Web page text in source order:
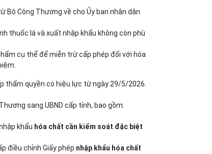
Bộ Công Thương về cho Ủy ban nhân dân
thuốc lá và xuất nhập khẩu không còn phù
cụ thể để miễn trừ cấp phép đối với hóa
thẩm quyền có hiệu lực từ ngày 29/5/2026.
sang UBND cấp tỉnh, bao gồm:
khẩu hóa chất cần kiểm soát đặc biệt
điều chỉnh Giấy phép nhập khẩu hóa chất